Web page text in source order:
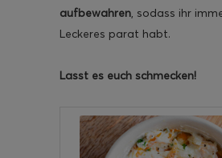
aufbewahren, sodass ihr
Leckeres parat habt.
Lasst es euch schmecken!